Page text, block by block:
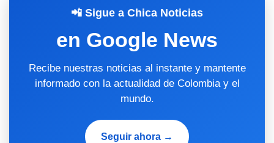
📲 Sigue a Chica Noticias
en Google News
Recibe nuestras noticias al instante y mantente
informado con la actualidad de Colombia y el
mundo.
Seguir ahora →